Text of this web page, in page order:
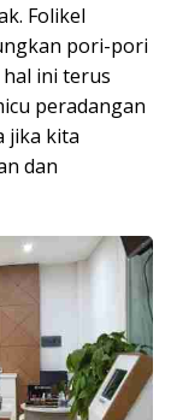
Folikel
pori-pori
hal ini terus
peradangan
jika kita
dan